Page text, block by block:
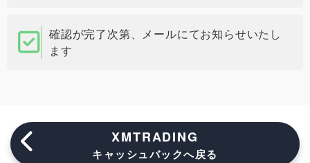
確認が完了次第、メールにてお知らせいたし
ます
XMTRADING
キャッシュバックへ戻る